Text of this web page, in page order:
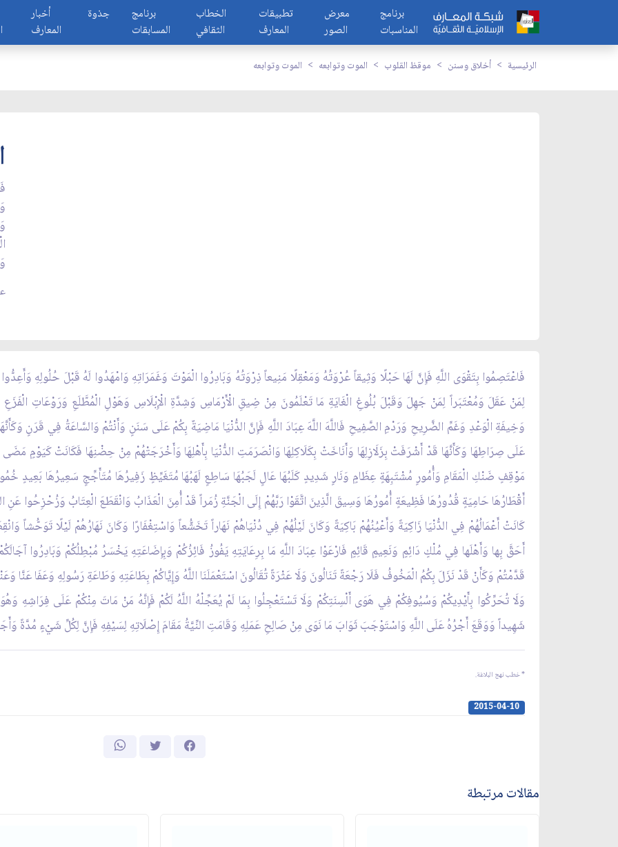
أخبار
المعارف
جذوة
برنامج
المسابقات
الخطاب
الثقافي
تطبيقات
المعارف
معرض
الصور
برنامج
المناسبات
الرئيسية أخلاق وسنن موقظ القلوب الموت وتوابعه الموت وتوابعه
فَاعْتَصِمُوا بِتَقْوَى اللَّهِ فَإِنَّ لَهَا حَبْلًا وَثِيقاً عُرْوَتُهُ وَمَعْقِلًا مَنِيعاً ذِرْوَتُهُ وَبَادِرُوا الْمَوْتَ وَغَمَرَاتِهِ وَامْهَدُوا لَهُ قَبْلَ حُلُولِهِ
لِمَنْ عَقَلَ وَمُعْتَبَراً لِمَنْ جَهِلَ وَقَبْلَ بُلُوغِ الْغَايَةِ مَا تَعْلَمُونَ مِنْ ضِيقِ الْأَرْمَاسِ وَشِدَّةِ الْإِبْلَاسِ وَهَوْلِ الْمُطَّلَعِ وَرَوْعَاتِ
وَخِيفَةِ الْوَعْدِ وَغَمِّ الضَّرِيحِ وَرَدْمِ الصَّفِيحِ فَاللَّهَ اللَّهَ عِبَادَ اللَّهِ فَإِنَّ الدُّنْيَا مَاضِيَةٌ بِكُمْ عَلَى سَنَنٍ وَأَنْتُمْ وَالسَّاعَةُ فِي قَرَنٍ
عَلَى صِرَاطِهَا وَكَأَنَّهَا قَدْ أَشْرَفَتْ بِزَلَازِلِهَا وَأَنَاخَتْ بِكَلَاكِلِهَا وَانْصَرَمَتِ الدُّنْيَا بِأَهْلِهَا وَأَخْرَجَتْهُمْ مِنْ حِضْنِهَا فَكَانَتْ كَيَوْمٍ
مَوْقِفٍ ضَنْكِ الْمَقَامِ وَأُمُورٍ مُشْتَبِهَةٍ عِظَامٍ وَنَارٍ شَدِيدٍ كَلَبُهَا عَالٍ لَجَبُهَا سَاطِعٍ لَهَبُهَا مُتَغَيِّظٍ زَفِيرُهَا مُتَأَجِّجٍ سَعِيرُهَا بَعِيدٍ
أَقْطَارُهَا حَامِيَةٍ قُدُورُهَا فَظِيعَةٍ أُمُورُهَا وَسِيقَ الَّذِينَ اتَّقَوْا رَبَّهُمْ إِلَى الْجَنَّةِ زُمَراً قَدْ أُمِنَ الْعَذَابُ وَانْقَطَعَ الْعِتَابُ وَزُحْزِحُوا عَنِ
كَانَتْ أَعْمَالُهُمْ فِي الدُّنْيَا زَاكِيَةً وَأَعْيُنُهُمْ بَاكِيَةً وَكَانَ لَيْلُهُمْ فِي دُنْيَاهُمْ نَهَاراً تَخَشُّعاً وَاسْتِغْفَارًا وَكَانَ نَهَارُهُمْ لَيْلًا تَوَحُّشاً
أَحَقَّ بِها وَأَهْلَها فِي مُلْكٍ دَائِمٍ وَنَعِيمٍ قَائِمٍ فَارْعَوْا عِبَادَ اللَّهِ مَا بِرِعَايَتِهِ يَفُوزُ فَائِزُكُمْ وَبِإِضَاعَتِهِ يَخْسَرُ مُبْطِلُكُمْ وَبَادِرُوا
قَدَّمْتُمْ وَكَأَنْ قَدْ نَزَلَ بِكُمُ الْمَخُوفُ فَلَا رَجْعَةً تَنَالُونَ وَلَا عَثْرَةً تُقَالُونَ اسْتَعْمَلَنَا اللَّهُ وَإِيَّاكُمْ بِطَاعَتِهِ وَطَاعَةِ رَسُولِهِ وَعَفَا عَنَّا
وَلَا تُحَرِّكُوا بِأَيْدِيكُمْ وَسُيُوفِكُمْ فِي هَوَى أَلْسِنَتِكُمْ وَلَا تَسْتَعْجِلُوا بِمَا لَمْ يُعَجِّلْهُ اللَّهُ لَكُمْ فَإِنَّهُ مَنْ مَاتَ مِنْكُمْ عَلَى
شَهِيداً وَوَقَعَ أَجْرُهُ عَلَى اللَّهِ وَاسْتَوْجَبَ ثَوَابَ مَا نَوَى مِنْ صَالِحِ عَمَلِهِ وَقَامَتِ النِّيَّةُ مَقَامَ إِصْلَاتِهِ لِسَيْفِهِ فَإِنَّ لِكُلِّ شَيْ‏ءٍ مُدَّةً
* خطب نهج البلاغة.
2015-04-10
مقالات مرتبطة